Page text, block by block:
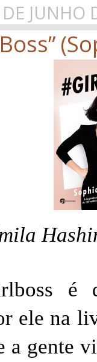
JUNHO
é
ele na
a gente